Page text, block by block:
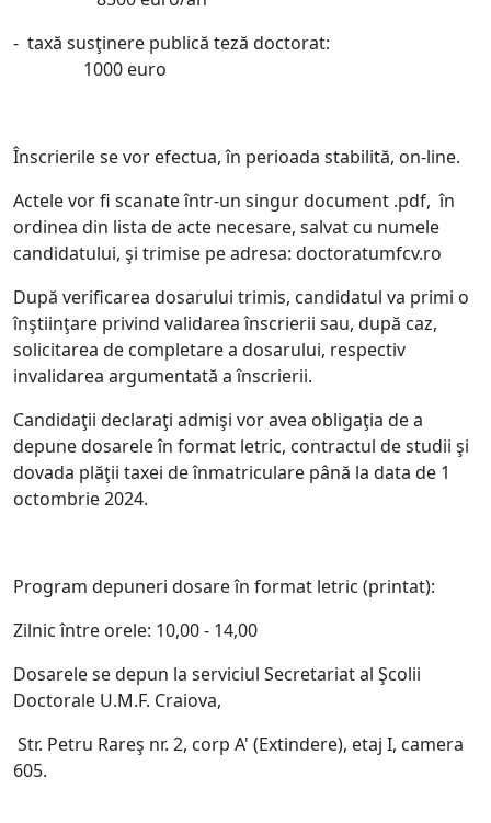
- taxă susţinere publică teză doctorat:
1000 euro
Înscrierile se vor efectua, în perioada stabilită, on-line.
Actele vor fi scanate într-un singur document .pdf, în
ordinea din lista de acte necesare, salvat cu numele
candidatului, şi trimise pe adresa: doctoratumfcv.ro
După verificarea dosarului trimis, candidatul va primi o
înştiinţare privind validarea înscrierii sau, după caz,
solicitarea de completare a dosarului, respectiv
invalidarea argumentată a înscrierii.
Candidaţii declaraţi admişi vor avea obligaţia de a
depune dosarele în format letric, contractul de studii şi
dovada plăţii taxei de înmatriculare până la data de 1
octombrie 2024.
Program depuneri dosare în format letric (printat):
Zilnic între orele: 10,00 - 14,00
Dosarele se depun la serviciul Secretariat al Şcolii
Doctorale U.M.F. Craiova,
Str. Petru Rareş nr. 2, corp A' (Extindere), etaj I, camera
605.